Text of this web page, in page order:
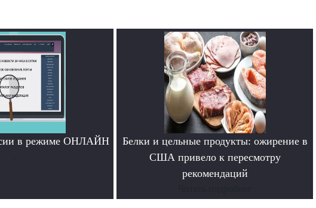
в режиме ОНЛАЙН
Белки и цельные продукты: ожирение в
США привело к пересмотру
рекомендаций